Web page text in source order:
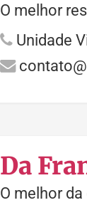
O melhor
Unidade
Da
O melhor